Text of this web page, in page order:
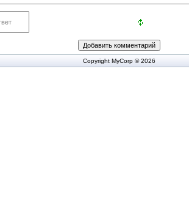
Copyright MyCorp © 2026